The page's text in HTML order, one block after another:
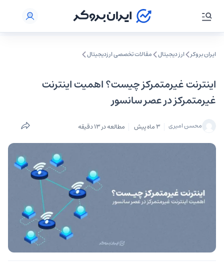
ایران بروکر ارز دیجیتال مقالات تخصصی ارزدیجیتال
اینترنت غیرمتمرکز چیست؟ اهمیت اینترنت
غیرمتمرکز در عصر سانسور
محسن امیری 3 ماه پیش مطالعه در 13 دقیقه